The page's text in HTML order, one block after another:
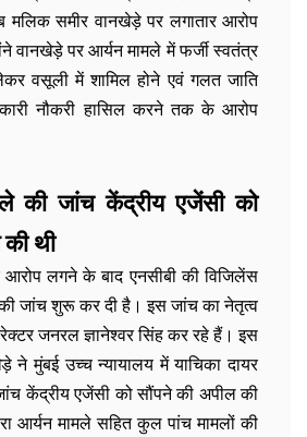
मलिक समीर वानखेड़े पर लगातार आरोप
वानखेड़े पर आर्यन मामले में फर्जी स्वतंत्र
वसूली में शामिल होने एवं गलत जाति
नौकरी हासिल करने तक के आरोप
की जांच केंद्रीय एजेंसी को
थी
लगने के बाद एनसीबी की विजिलेंस
जांच शुरू कर दी है। इस जांच का नेतृत्व
जनरल ज्ञानेश्वर सिंह कर रहे हैं। इस
ने मुंबई उच्च न्यायालय में याचिका दायर
केंद्रीय एजेंसी को सौंपने की अपील की
आर्यन मामले सहित कुल पांच मामलों की